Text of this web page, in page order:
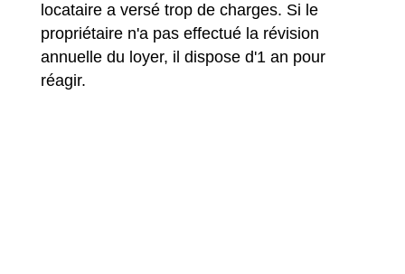
locataire a versé trop de charges. Si le
propriétaire n'a pas effectué la révision
annuelle du loyer, il dispose d'1 an pour
réagir.